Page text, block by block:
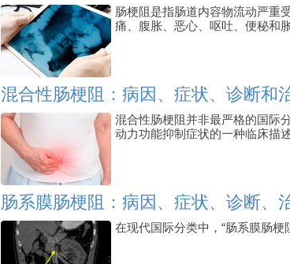
肠梗阻是指肠道内容物流动严重
痛、腹胀、恶心、呕吐、便秘和胀
混合性肠梗阻：病因、症状、诊断和
混合性肠梗阻并非最严格的国际
动力功能抑制症状的一种临床描述
肠系膜肠梗阻：病因、症状、诊断、
在现代国际分类中，“肠系膜肠梗